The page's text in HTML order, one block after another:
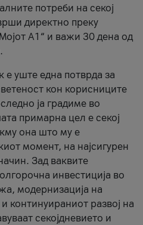
потреби на секој
директно преку
А1“ и важи 30 дена од
е уште една потврда за
кон корисниците
ја градиме во
примарна цел е секој
она што му е
момент, на најсигурен
Зад ваквите
инвестиција во
модернизација на
континуираниот развој на
секојдневието и